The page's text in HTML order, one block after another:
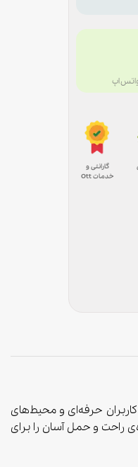
اپ
گارانتی و
خدمات Ott
حرفه‌ای و محیط‌های
راحت و حمل آسان را برای